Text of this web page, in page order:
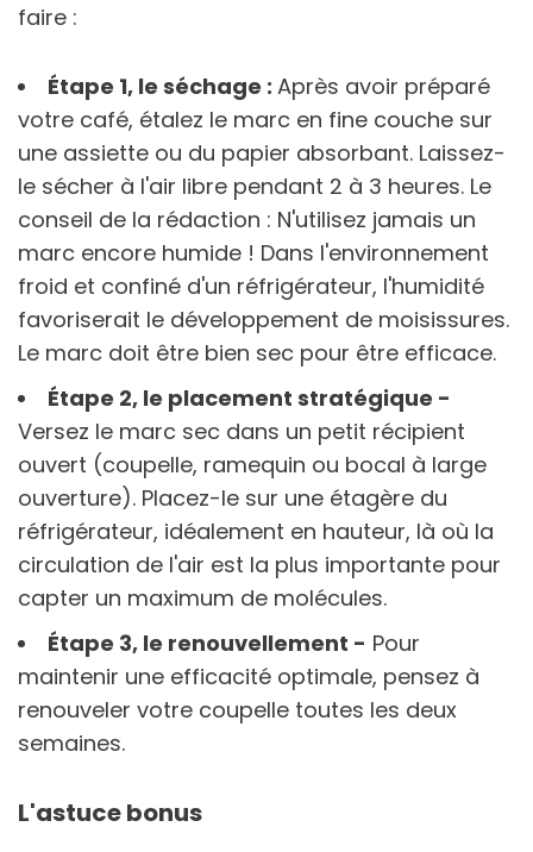
faire :
Étape 1, le séchage : Après avoir préparé
votre café, étalez le marc en fine couche sur
une assiette ou du papier absorbant. Laissez-
le sécher à l'air libre pendant 2 à 3 heures. Le
conseil de la rédaction : N'utilisez jamais un
marc encore humide ! Dans l'environnement
froid et confiné d'un réfrigérateur, l'humidité
favoriserait le développement de moisissures.
Le marc doit être bien sec pour être efficace.
Étape 2, le placement stratégique -
Versez le marc sec dans un petit récipient
ouvert (coupelle, ramequin ou bocal à large
ouverture). Placez-le sur une étagère du
réfrigérateur, idéalement en hauteur, là où la
circulation de l'air est la plus importante pour
capter un maximum de molécules.
Étape 3, le renouvellement - Pour
maintenir une efficacité optimale, pensez à
renouveler votre coupelle toutes les deux
semaines.
L'astuce bonus